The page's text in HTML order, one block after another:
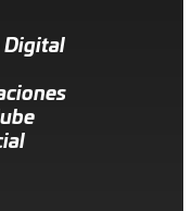
Digital